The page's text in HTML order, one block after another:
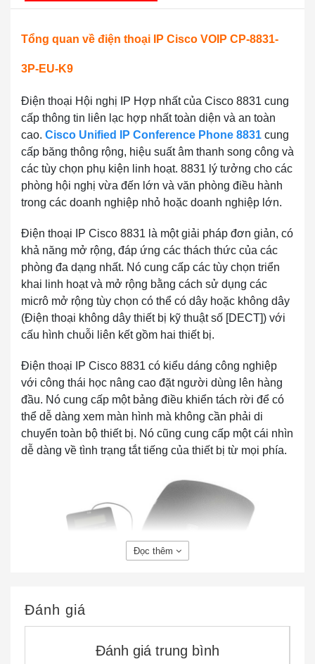
Tổng quan về điện thoại IP Cisco VOIP CP-8831-
3P-EU-K9
Điện thoại Hội nghị IP Hợp nhất của Cisco 8831 cung
cấp thông tin liên lạc hợp nhất toàn diện và an toàn
cao. Cisco Unified IP Conference Phone 8831 cung
cấp băng thông rộng, hiệu suất âm thanh song công và
các tùy chọn phụ kiện linh hoạt. 8831 lý tưởng cho các
phòng hội nghị vừa đến lớn và văn phòng điều hành
trong các doanh nghiệp nhỏ hoặc doanh nghiệp lớn.
Điện thoại IP Cisco 8831 là một giải pháp đơn giản, có
khả năng mở rộng, đáp ứng các thách thức của các
phòng đa dạng nhất. Nó cung cấp các tùy chọn triển
khai linh hoạt và mở rộng bằng cách sử dụng các
micrô mở rộng tùy chọn có thể có dây hoặc không dây
(Điện thoại không dây thiết bị kỹ thuật số [DECT]) với
cấu hình chuỗi liên kết gồm hai thiết bị.
Điện thoại IP Cisco 8831 có kiểu dáng công nghiệp
với công thái học nâng cao đặt người dùng lên hàng
đầu. Nó cung cấp một bảng điều khiển tách rời để có
thể dễ dàng xem màn hình mà không cần phải di
chuyển toàn bộ thiết bị. Nó cũng cung cấp một cái nhìn
dễ dàng về tình trạng tắt tiếng của thiết bị từ mọi phía.
for APAC, EMEA, Australia 3PCC
Tính năng và lợi ích của CP-8831-3P-EU-K9
Đọc thêm
Đánh giá
Đánh giá trung bình